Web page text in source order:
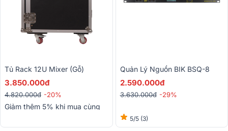
Tủ Rack 12U Mixer (gỗ)
3.850.000đ
4.820.000đ -20%
Giảm thêm 5% khi mua cùng
Quản Lý Nguồn BIK BSQ-8
2.590.000đ
3.630.000đ -29%
5/5 (3)